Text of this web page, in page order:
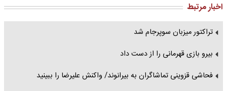
اخبار مرتبط
تراکتور میزبان سوپرجام شد
بیرو بازی قهرمانی را از دست داد
فحاشی قزوینی تماشاگران به بیرانوند/ واکنش علیرضا را ببینید